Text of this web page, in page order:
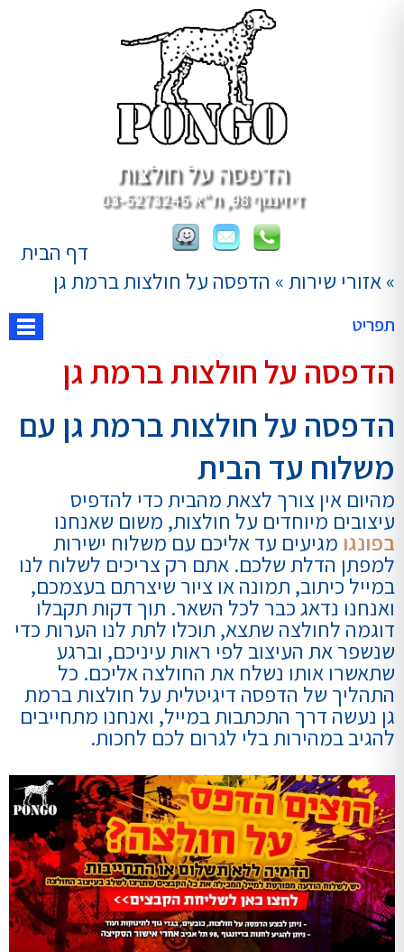
הדפסה על חולצות
דיזינגוף 98, ת"א 03-5273245
דף הבית
»אזורי שירות» הדפסה על חולצות ברמת גן
תפריט
הדפסה על חולצות ברמת גן
הדפסה על חולצות ברמת גן עם
משלוח עד הבית
מהיום אין צורך לצאת מהבית כדי להדפיס
עיצובים מיוחדים על חולצות, משום שאנחנו
בפונגו מגיעים עד אליכם עם משלוח ישירות
למפתן הדלת שלכם. אתם רק צריכים לשלוח לנו
במייל כיתוב, תמונה או ציור שיצרתם בעצמכם,
ואנחנו נדאג כבר לכל השאר. תוך דקות תקבלו
דוגמה לחולצה שתצא, תוכלו לתת לנו הערות כדי
שנשפר את העיצוב לפי ראות עיניכם, וברגע
שתאשרו אותו נשלח את החולצה אליכם. כל
התהליך של הדפסה דיגיטלית על חולצות ברמת
גן נעשה דרך התכתבות במייל, ואנחנו מתחייבים
להגיב במהירות בלי לגרום לכם לחכות.